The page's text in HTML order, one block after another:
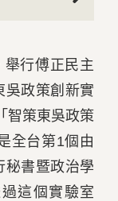
行傅正民主
吳政策創新實
智策東吳政策
全台第1個由
秘書暨政治學
這個實驗室